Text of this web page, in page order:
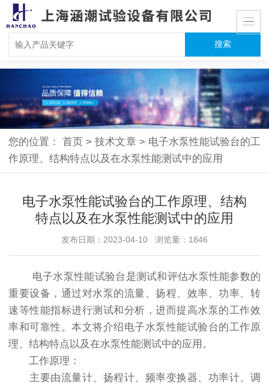
您的位置：首页 > 技术文章 > 电子水泵性能试验台的工
作原理、结构特点以及在水泵性能测试中的应用
电子水泵性能试验台的工作原理、结构
特点以及在水泵性能测试中的应用
发布日期：2023-04-10 浏览量：1846
电子水泵性能试验台是测试和评估水泵性能参数的
重要设备，通过对水泵的流量、扬程、效率、功率、转
速等性能指标进行测试和分析，进而提高水泵的工作效
率和可靠性。本文将介绍电子水泵性能试验台的工作原
理、结构特点以及在水泵性能测试中的应用。
工作原理：
主要由流量计、扬程计、频率变换器、功率计、调